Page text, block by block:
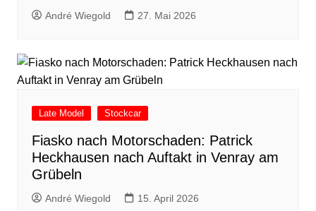
André Wiegold 27. Mai 2026
Late Model Stockcar
Fiasko nach Motorschaden: Patrick
Heckhausen nach Auftakt in Venray am
Grübeln
André Wiegold 15. April 2026